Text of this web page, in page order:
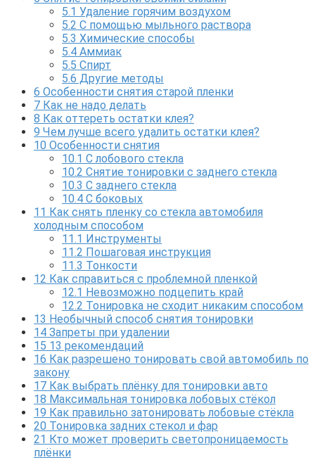
5.1 Удаление горячим воздухом
5.2 С помощью мыльного раствора
5.3 Химические способы
5.4 Аммиак
5.5 Спирт
5.6 Другие методы
6 Особенности снятия старой пленки
7 Как не надо делать
8 Как оттереть остатки клея?
9 Чем лучше всего удалить остатки клея?
10 Особенности снятия
10.1 С лобового стекла
10.2 Снятие тонировки с заднего стекла
10.3 С заднего стекла
10.4 С боковых
11 Как снять пленку со стекла автомобиля
холодным способом
11.1 Инструменты
11.2 Пошаговая инструкция
11.3 Тонкости
12 Как справиться с проблемной пленкой
12.1 Невозможно подцепить край
12.2 Тонировка не сходит никаким способом
13 Необычный способ снятия тонировки
14 Запреты при удалении
15 13 рекомендаций
16 Как разрешено тонировать свой автомобиль по
закону
17 Как выбрать плёнку для тонировки авто
18 Максимальная тонировка лобовых стёкол
19 Как правильно затонировать лобовые стёкла
20 Тонировка задних стекол и фар
21 Кто может проверить светопроницаемость
плёнки